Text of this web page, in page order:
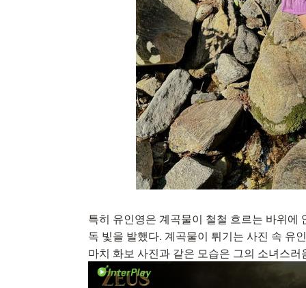
특히 유인영은 계곡물이 철철 흐르는 바위
독 빛을 발했다. 계곡물이 튀기는 사진 속 유
마치 화보 사진과 같은 모습은 그의 소녀스